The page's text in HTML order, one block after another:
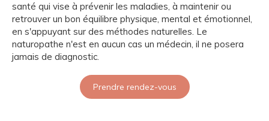
santé qui vise à prévenir les maladies, à maintenir ou
retrouver un bon équilibre physique, mental et émotionnel,
en s'appuyant sur des méthodes naturelles. Le
naturopathe n'est en aucun cas un médecin, il ne posera
jamais de diagnostic.
Prendre rendez-vous